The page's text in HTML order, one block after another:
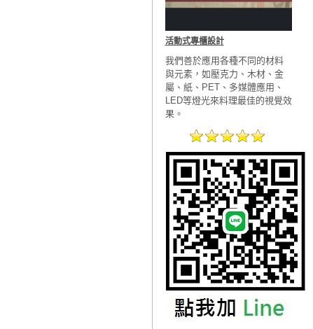
活動式專櫃設計
我們善於應用各種不同的材料
與元素，如壓克力、木材、金
屬、紙、PET、多媒體應用、
LED等燈光來料理最佳的視覺效
果。